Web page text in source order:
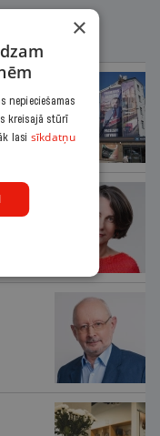
par
×
nepieciešamas
kreisajā stūrī
lasi sīkdatņu